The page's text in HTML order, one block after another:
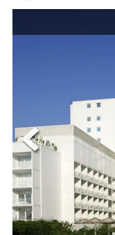
0700 144 34
ПОСЛЕДВАЙТЕ НИ